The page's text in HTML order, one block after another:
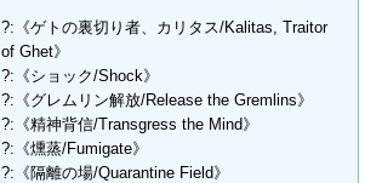
?:《ゲトの裏切り者、カリタス/Kalitas, Traitor
of Ghet》
?:《ショック/Shock》
?:《グレムリン解放/Release the Gremlins》
?:《精神背信/Transgress the Mind》
?:《燻蒸/Fumigate》
?:《隔離の場/Quarantine Field》